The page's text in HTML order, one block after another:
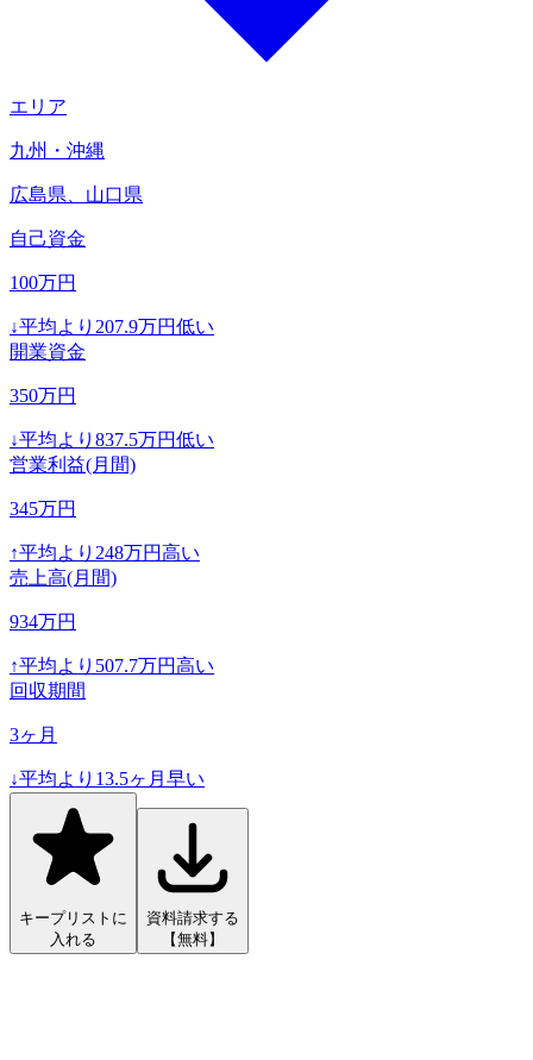
エリア
九州・沖縄
広島県、山口県
自己資金
100万円
↓平均より 207.9万円低い
開業資金
350万円
↓平均より 837.5万円低い
営業利益(月間)
345万円
↑平均より 248万円高い
売上高(月間)
934万円
↑平均より 507.7万円高い
回収期間
3ヶ月
↓平均より 13.5ヶ月早い
キープリストに
入れる
資料請求する
【無料】